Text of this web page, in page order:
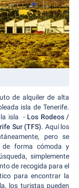
de alquiler de alta
isla de Tenerife.
la isla - Los Rodeos /
Sur (TFS). Aquí los
pero se
de forma cómoda y
simplemente
de recogida para el
para encontrar la
los turistas pueden